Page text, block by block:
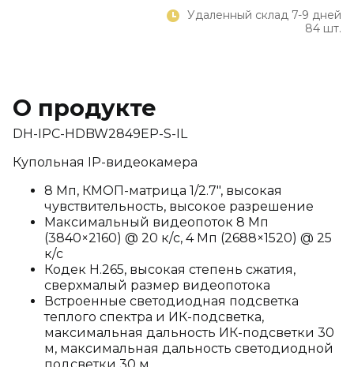
Удаленный склад 7-9 дней
84 шт.
О продукте
DH-IPC-HDBW2849EP-S-IL
Купольная IP-видеокамера
8 Мп, КМОП-матрица 1/2.7", высокая
чувствительность, высокое разрешение
Максимальный видеопоток 8 Мп
(3840×2160) @ 20 к/с, 4 Мп (2688×1520) @ 25
к/с
Кодек H.265, высокая степень сжатия,
сверхмалый размер видеопотока
Встроенные светодиодная подсветка
теплого спектра и ИК-подсветка,
максимальная дальность ИК-подсветки 30
м, максимальная дальность светодиодной